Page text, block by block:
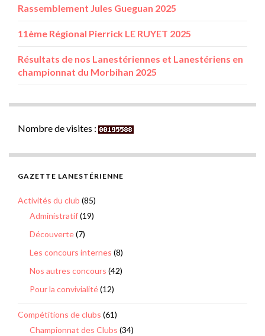
Rassemblement Jules Gueguan 2025
11ème Régional Pierrick LE RUYET 2025
Résultats de nos Lanestériennes et Lanestériens en
championnat du Morbihan 2025
Nombre de visites :
GAZETTE LANESTÉRIENNE
Activités du club (85)
Administratif(19)
Découverte(7)
Les concours internes (8)
Nos autres concours (42)
Pour la convivialité(12)
Compétitions de clubs (61)
Championnat des Clubs (34)